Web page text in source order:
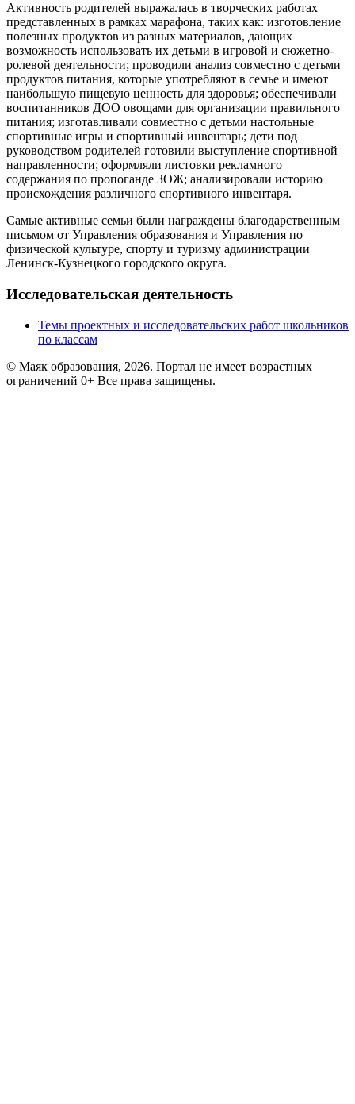
Активность родителей выражалась в творческих работах
представленных в рамках марафона, таких как: изготовление
полезных продуктов из разных материалов, дающих
возможность использовать их детьми в игровой и сюжетно-
ролевой деятельности; проводили анализ совместно с детьми
продуктов питания, которые употребляют в семье и имеют
наибольшую пищевую ценность для здоровья; обеспечивали
воспитанников ДОО овощами для организации правильного
питания; изготавливали совместно с детьми настольные
спортивные игры и спортивный инвентарь; дети под
руководством родителей готовили выступление спортивной
направленности; оформляли листовки рекламного
содержания по пропоганде ЗОЖ; анализировали историю
происхождения различного спортивного инвентаря.
Самые активные семьи были награждены благодарственным
письмом от Управления образования и Управления по
физической культуре, спорту и туризму администрации
Ленинск-Кузнецкого городского округа.
Исследовательская деятельность
Темы проектных и исследовательских работ школьников
по классам
© Маяк образования, 2026. Портал не имеет возрастных
ограничений 0+ Все права защищены.